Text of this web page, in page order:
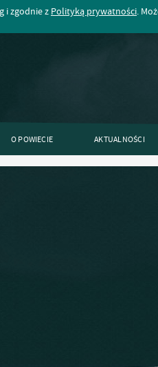
i zgodnie z Polityką prywatności.
O POWIECIE AKTUALNOŚCI